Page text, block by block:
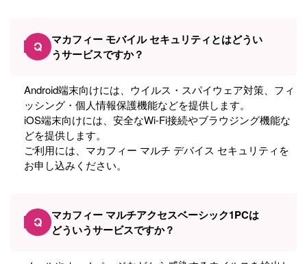
Q
マカフィー モバイル セキュリティとはどうい
うサービスですか？
Android端末向けには、ウイルス・スパイウェア対策、フィ
ッシング・個人情報保護機能などを提供します。
iOS端末向けには、安全なWi-Fi接続やブラウジング機能な
どを提供します。
ご利用には、マカフィー マルチ デバイス セキュリティを
お申し込みください。
Q
マカフィー マルチアクセスベーシック1PCは
どういうサービスですか？